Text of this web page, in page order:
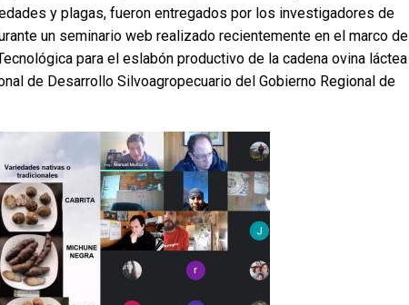
y plagas, fueron entregados por los investigadores de
un seminario web realizado recientemente en el marco de
para el eslabón productivo de la cadena ovina láctea
de Desarrollo Silvoagropecuario del Gobierno Regional de